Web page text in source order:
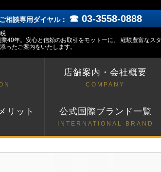
相談専用ダイヤル： ☎ 03-3558-0888
業40年。安心と信頼のお取引をモットーに、 経験豊富なスタ
ったご案内をいたします。
店舗案内・会社概要
COMPANY
リット 公式国際ブランド一覧
INTERNATIONAL BRAND